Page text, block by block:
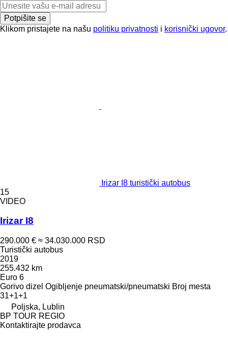
Potpišite se
Klikom pristajete na našu politiku privatnosti i korisnički ugovor.
Irizar I8 turistički autobus
15
VIDEO
Irizar I8
290.000 € ≈ 34.030.000 RSD
Turistički autobus
2019
255.432 km
Euro 6
Gorivo dizel Ogibljenje pneumatski/pneumatski Broj mesta
31+1+1
Poljska, Lublin
BP TOUR REGIO
Kontaktirajte prodavca